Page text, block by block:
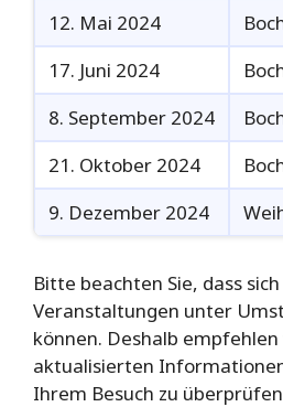
12. Mai 2024
17. Juni 2024
8. September 2024
21. Oktober 2024
9. Dezember 2024
Bitte beachten Sie, dass
Veranstaltungen unter
können. Deshalb
aktualisierten
Ihrem Besuch zu